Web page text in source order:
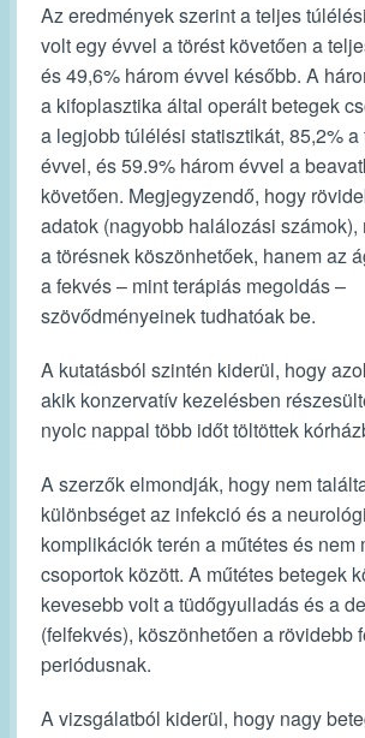
Az eredmények szerint a teljes
volt egy évvel a törést követően a
és 49,6% három évvel később. A
a kifoplasztika által operált betegek
a legjobb túlélési statisztikát, 85,2%
évvel, és 59.9% három évvel a
követően. Megjegyzendő, hogy
adatok (nagyobb halálozási számok),
a törésnek köszönhetőek, hanem az
a fekvés – mint terápiás megoldás –
szövődményeinek tudhatóak be.
A kutatásból szintén kiderül, hogy
akik konzervatív kezelésben
nyolc nappal több időt töltöttek
A szerzők elmondják, hogy nem
különbséget az infekció és a
komplikációk terén a műtétes és nem
csoportok között. A műtétes betegek
kevesebb volt a tüdőgyulladás és a
(felfekvés), köszönhetően a rövidebb
periódusnak.
A vizsgálatból kiderül, hogy nagy